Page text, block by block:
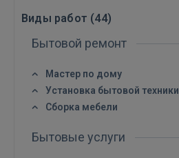
Войти
Виды работ (44)
Бытовой ремонт
Мастер по дому
Установка бытовой техники
Сборка мебели
Бытовые услуги